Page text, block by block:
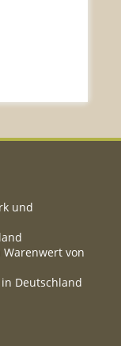
und
Warenwert von
Deutschland